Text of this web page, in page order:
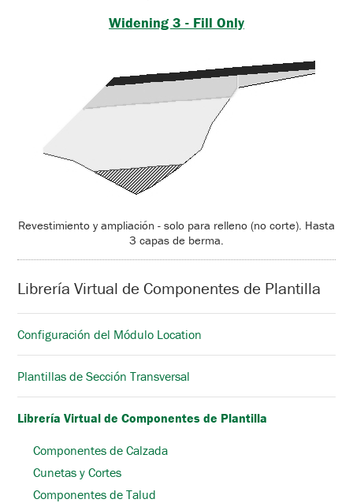
Widening 3 - Fill Only
Revestimiento y ampliación - solo para relleno (no corte). Hasta
3 capas de berma.
Librería Virtual de Componentes de Plantilla
Configuración del Módulo Location
Plantillas de Sección Transversal
Librería Virtual de Componentes de Plantilla
Componentes de Calzada
Cunetas y Cortes
Componentes de Talud